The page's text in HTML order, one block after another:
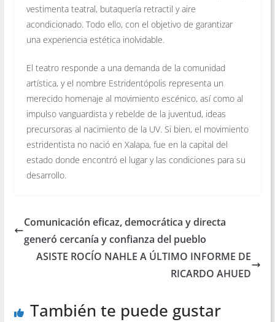
vestimenta teatral, butaquería retractil y aire
acondicionado. Todo ello, con el objetivo de garantizar
una experiencia estética inolvidable.
El teatro responde a una demanda de la comunidad
artística, y el nombre Estridentópolis representa un
merecido homenaje al movimiento escénico, así como al
impulso vanguardista y rebelde de la juventud, ideas
precursoras al nacimiento de la UV. Si bien, el movimiento
estridentista no nació en Xalapa, fue en la capital del
estado donde encontró el lugar y las condiciones para su
desarrollo.
Comunicación eficaz, democrática y directa
generó cercanía y confianza del pueblo
ASISTE ROCÍO NAHLE A ÚLTIMO INFORME DE
RICARDO AHUED
También te puede gustar